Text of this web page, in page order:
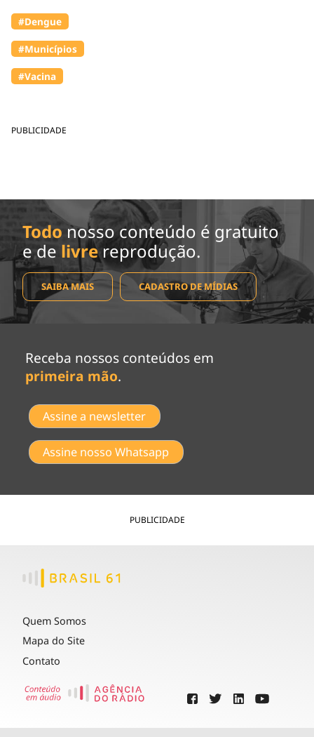
PUBLICIDADE
#Dengue
#Municípios
#Vacina
Todo nosso conteúdo é gratuito
e de livrereprodução.
SAIBA MAIS CADASTRO DE MÍDIAS
Receba nossos conteúdos em
primeira mão.
Assine a newsletter
Assine nosso Whatsapp
PUBLICIDADE
Quem Somos
Mapa do Site
Contato